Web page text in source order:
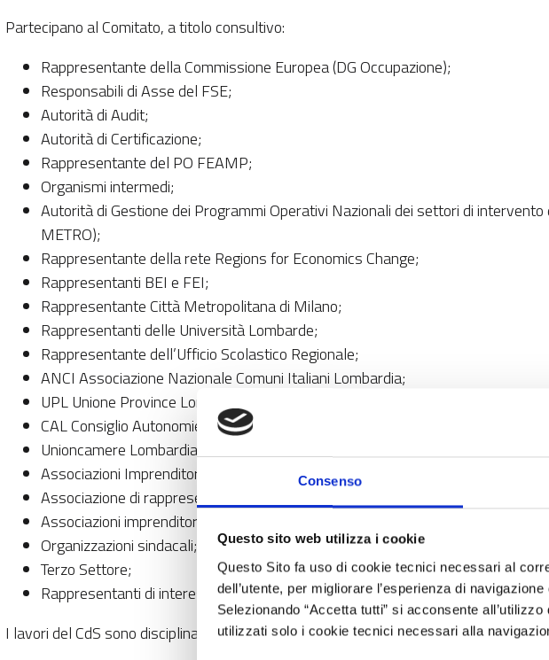
Consenso
Questo sito web utilizza i cookie
Questo Sito fa uso di cookie tecnici necessari al
dell’utente, per migliorare l’esperienza di
Selezionando “Accetta tutti” si acconsente
utilizzati solo i cookie tecnici necessari alla
Partecipano al Comitato, a titolo consultivo:
Rappresentante della Commissione Europea (DG Occupazione);
Responsabili di Asse del FSE;
Autorità di Audit;
Autorità di Certificazione;
Rappresentante del PO FEAMP;
Organismi intermedi;
Autorità di Gestione dei Programmi Operativi Nazionali dei settori di
METRO);
Rappresentante della rete Regions for Economics Change;
Rappresentanti BEI e FEI;
Rappresentante Città Metropolitana di Milano;
Rappresentanti delle Università Lombarde;
Rappresentante dell’Ufficio Scolastico Regionale;
ANCI Associazione Nazionale Comuni Italiani Lombardia;
UPL Unione Province Lombarde;
CAL Consiglio Autonomie Locali;
Unioncamere Lombardia;
Associazioni Imprenditoriali dell’Industria, del Commercio, dell’Artigianato, della
Associazione di rappresentanza del settore bancario presente al Patto per lo
Associazioni imprenditoriali delle libere Professioni e dei servizi al Lavoro;
Organizzazioni sindacali;
Terzo Settore;
Rappresentanti di interessi afferenti ai temi ambientali, all’inclusione sociale,
I lavori del CdS sono disciplinati da un apposito regolamento interno.